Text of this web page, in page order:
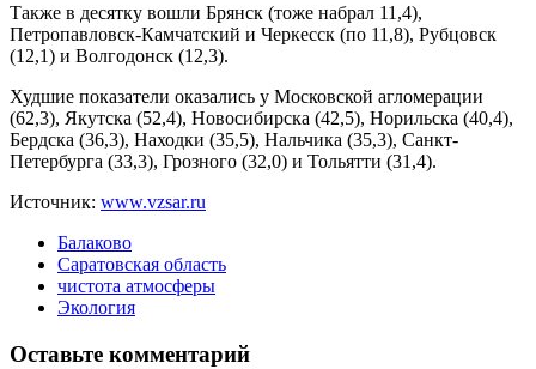
Также в десятку вошли Брянск (тоже набрал 11,4),
Петропавловск-Камчатский и Черкесск (по 11,8), Рубцовск
(12,1) и Волгодонск (12,3).
Худшие показатели оказались у Московской агломерации
(62,3), Якутска (52,4), Новосибирска (42,5), Норильска (40,4),
Бердска (36,3), Находки (35,5), Нальчика (35,3), Санкт-
Петербурга (33,3), Грозного (32,0) и Тольятти (31,4).
Источник: www.vzsar.ru
Балаково
Саратовская область
чистота атмосферы
Экология
Оставьте комментарий